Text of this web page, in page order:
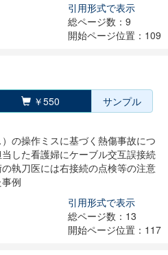
引用形式で表示
総ページ数：9
開始ページ位置：109
￥550 サンプル
の操作ミスに基づく熱傷事故につ
した看護婦にケーブル交互誤接続
執刀医には右接続の点検等の注意
例
引用形式で表示
総ページ数：13
開始ページ位置：117